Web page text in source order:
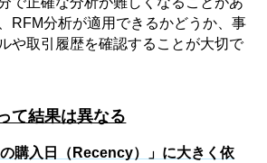
RFM分析が適用できるかどうか、事
や取引履歴を確認することが大切で
て結果は異なる
の購入日（Recency）」に大きく依